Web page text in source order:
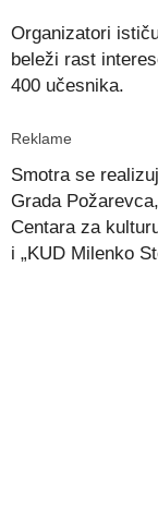
Organizatori
beleži rast
400 učesnika.
Reklame
Smotra se
Grada Požarevca,
Centara za
i „KUD Milenko